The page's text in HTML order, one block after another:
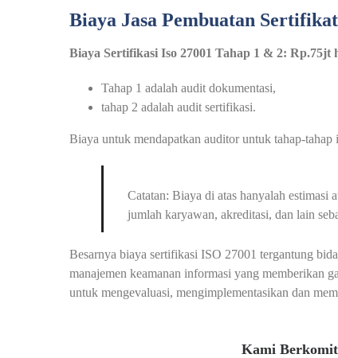
Biaya Jasa Pembuatan
Biaya Sertifikasi Iso 27001 Tahap 1 & 2:
Tahap 1 adalah audit dokumentasi,
tahap 2 adalah audit sertifikasi.
Biaya untuk mendapatkan auditor untuk tahap-
Catatan: Biaya di atas hanyalah estimasi
jumlah karyawan, akreditasi, dan lain
Besarnya biaya sertifikasi ISO 27001 tergantung
manajemen keamanan informasi yang memberikan
untuk mengevaluasi, mengimplementasikan dan
Kami